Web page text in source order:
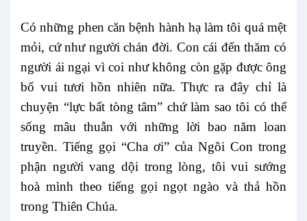
Có những phen căn bệnh hành hạ làm tôi quá mệt
mỏi, cứ như người chán đời. Con cái đến thăm có
người ái ngại vì coi như không còn gặp được ông
bố vui tươi hồn nhiên nữa. Thực ra đây chỉ là
chuyện “lực bất tòng tâm” chứ làm sao tôi có thể
sống mâu thuẫn với những lời bao năm loan
truyền. Tiếng gọi “Cha ơi” của Ngôi Con trong
phận người vang dội trong lòng, tôi vui sướng
hoà mình theo tiếng gọi ngọt ngào và thả hồn
trong Thiên Chúa.